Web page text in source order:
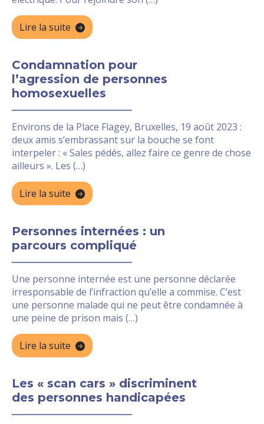
Lire la suite
Condamnation pour
l’agression de personnes
homosexuelles
Environs de la Place Flagey, Bruxelles, 19 août 2023 :
deux amis s’embrassant sur la bouche se font
interpeler : « Sales pédés, allez faire ce genre de chose
ailleurs ». Les (…)
Lire la suite
Personnes internées : un
parcours compliqué
Une personne internée est une personne déclarée
irresponsable de l’infraction qu’elle a commise. C’est
une personne malade qui ne peut être condamnée à
une peine de prison mais (…)
Lire la suite
Les « scan cars » discriminent
des personnes handicapées